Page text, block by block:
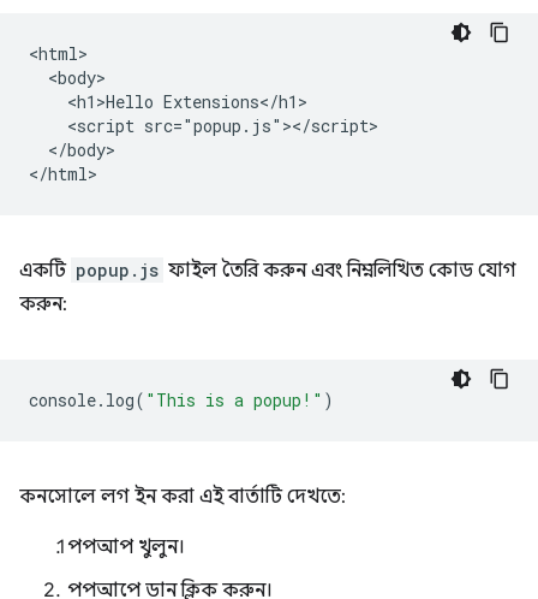
<html>
  <body>
    <h1>Hello Extensions</h1>
    <script src="popup.js"></script>
  </body>
একটি popup.js ফাইল তৈরি করুন এবং নিম্নলিখিত কোড যোগ
করুন:
console. log( "This is a popup!" )
কনসোলে লগ ইন করা এই বার্তাটি দেখতে:
পপআপ খুলুন।
পপআপে ডান ক্লিক করুন।